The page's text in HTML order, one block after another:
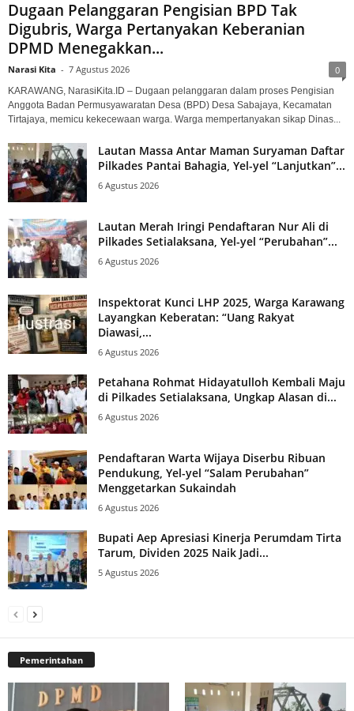
Dugaan Pelanggaran Pengisian BPD Tak
Digubris, Warga Pertanyakan Keberanian
DPMD Menegakkan...
Narasi Kita - 7 Agustus 2026 0
KARAWANG, NarasiKita.ID – Dugaan pelanggaran dalam proses Pengisian
Anggota Badan Permusyawaratan Desa (BPD) Desa Sabajaya, Kecamatan
Tirtajaya, memicu kekecewaan warga. Warga mempertanyakan sikap Dinas...
Lautan Massa Antar Maman Suryaman Daftar
Pilkades Pantai Bahagia, Yel-yel “Lanjutkan”...
6 Agustus 2026
Lautan Merah Iringi Pendaftaran Nur Ali di
Pilkades Setialaksana, Yel-yel “Perubahan”...
6 Agustus 2026
Inspektorat Kunci LHP 2025, Warga Karawang
Layangkan Keberatan: “Uang Rakyat
Diawasi,...
6 Agustus 2026
Petahana Rohmat Hidayatulloh Kembali Maju
di Pilkades Setialaksana, Ungkap Alasan di...
6 Agustus 2026
Pendaftaran Warta Wijaya Diserbu Ribuan
Pendukung, Yel-yel “Salam Perubahan”
Menggetarkan Sukaindah
6 Agustus 2026
Bupati Aep Apresiasi Kinerja Perumdam Tirta
Tarum, Dividen 2025 Naik Jadi...
5 Agustus 2026
Pemerintahan